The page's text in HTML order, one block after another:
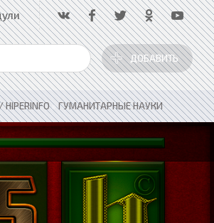
ДОБАВИТЬ
HIPERINFO»ГУМАНИТАРНЫЕ НАУКИ